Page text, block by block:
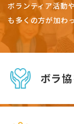
ボランティア活動
も多くの方が加わ
ボラ